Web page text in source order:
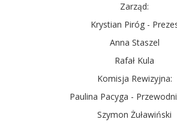
Zarząd:
Krystian Piróg -
Anna Staszel
Rafał Kula
Komisja Rewizyjna:
Paulina Pacyga -
Szymon Żuławiński